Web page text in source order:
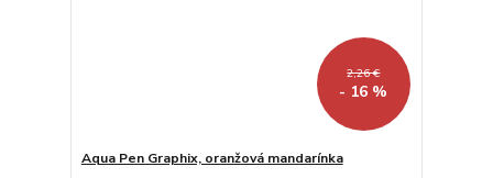
2,26 €
- 16 %
Aqua Pen Graphix, oranžová mandarínka